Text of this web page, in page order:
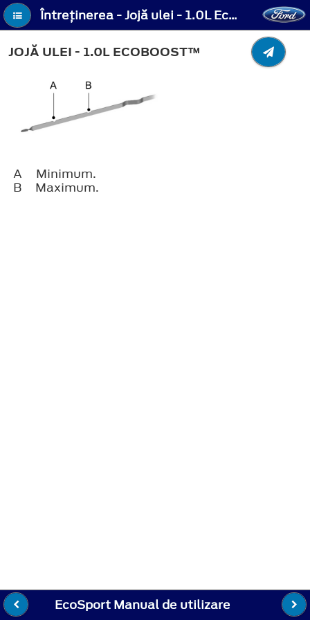
Întreţinerea - Jojă ulei - 1.0L EcoBoost™
JOJĂ ULEI - 1.0L ECOBOOST™
A
Minimum.
B
Maximum.
EcoSport Manual de utilizare